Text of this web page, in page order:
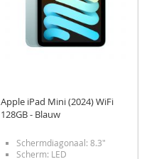
Apple iPad Mini (2024) WiFi
128GB - Blauw
Schermdiagonaal: 8.3"
Scherm: LED